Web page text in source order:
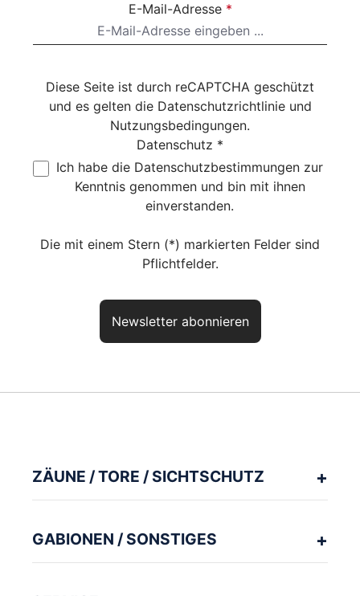
E-Mail-Adresse *
Diese Seite ist durch reCAPTCHA geschützt
und es gelten die Datenschutzrichtlinieund
Nutzungsbedingungen.
Datenschutz *
Ich habe die Datenschutzbestimmungen zur
Kenntnis genommen und bin mit ihnen
einverstanden.
Die mit einem Stern (*) markierten Felder sind
Pflichtfelder.
Newsletter abonnieren
Artikelnr.: ZP15KA
Unser kompetentes Fachpersonal berät Sie gerne zu Ihrer Planung
ZÄUNE / TORE / SICHTSCHUTZ
GABIONEN / SONSTIGES